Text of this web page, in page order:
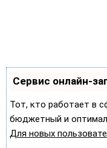
Сервис онлайн-
Тот, кто работает в
бюджетный и
Для новых